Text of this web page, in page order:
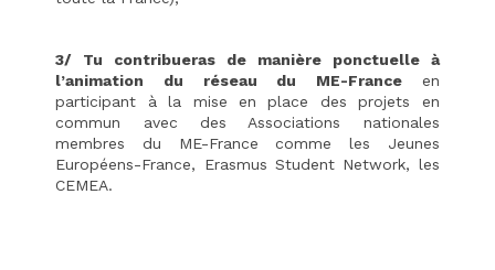
3/ Tu contribueras de manière ponctuelle à
l’animation du réseau du ME-France en
participant à la mise en place des projets en
commun avec des Associations nationales
membres du ME-France comme les Jeunes
Européens-France, Erasmus Student Network, les
CEMEA.